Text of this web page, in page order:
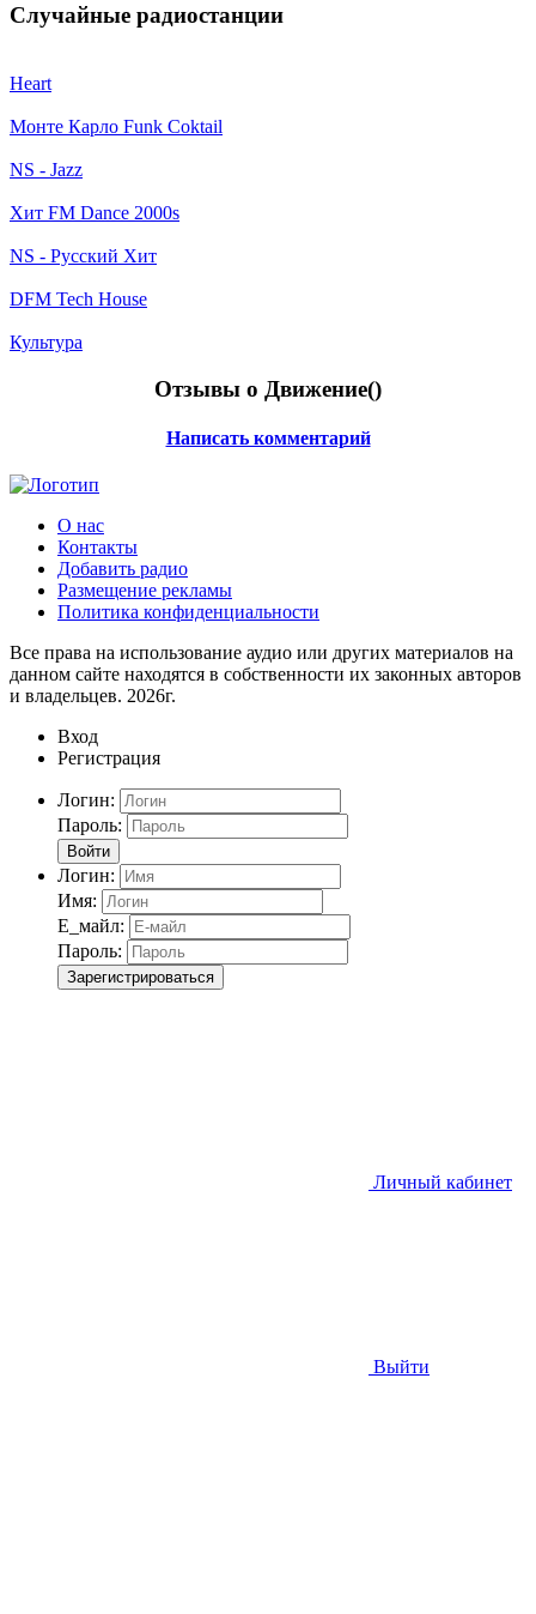
Случайные радиостанции
Heart
Монте Карло Funk Coktail
NS - Jazz
Хит FM Dance 2000s
NS - Русский Хит
DFM Tech House
Культура
Отзывы о Движение()
Написать комментарий
О нас
Контакты
Добавить радио
Размещение рекламы
Политика конфиденциальности
Все права на использование аудио или других материалов на
данном сайте находятся в собственности их законных авторов
и владельцев. 2026г.
Вход
Регистрация
Логин:
Пароль:
Войти
Логин:
Имя:
Е_майл:
Пароль:
Зарегистрироваться
Личный кабинет
Выйти